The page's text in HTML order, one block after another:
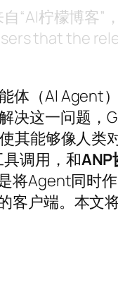
“AI柠檬博客”
that the
体（AI Agent
决这一问题，
其能够像人类
调用，和ANP
将Agent同时
户端。本文